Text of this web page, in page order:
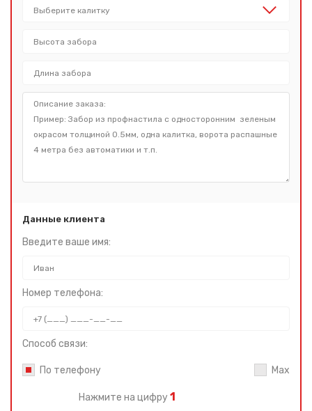
Данные клиента
Введите ваше имя:
Номер телефона:
Способ связи:
По телефону Max
Нажмите на цифру 1